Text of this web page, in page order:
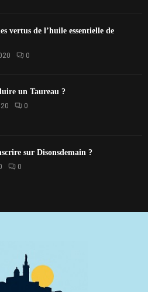
vertus de l’huile essentielle de
0
un Taureau ?
0
sur Disonsdemain ?
0